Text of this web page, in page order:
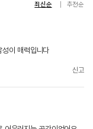
최신순 추천순
이 매력입니다
신고